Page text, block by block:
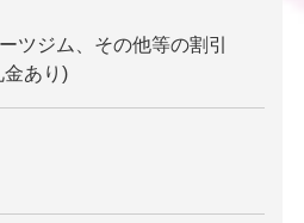
ツジム、その他等の割引
金あり)